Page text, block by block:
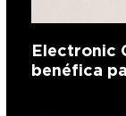
Electronic
benéfica